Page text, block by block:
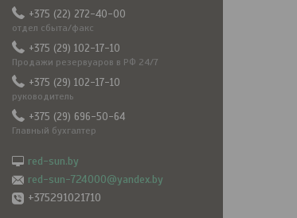
+375 (22) 272-40-00
отдел сбыта/факс
+375 (29) 102-17-10
Продажи резервуаров в РФ 24/7
+375 (29) 102-17-10
руководитель
+375 (29) 696-50-64
Главный бухгалтер
red-sun.by
red-sun-724000@yandex.by
+375291021710